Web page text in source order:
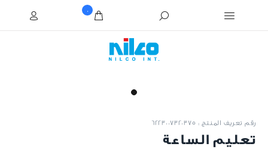
0
رقم تعريف المنتج : 6223007320375
تعليم الساعة